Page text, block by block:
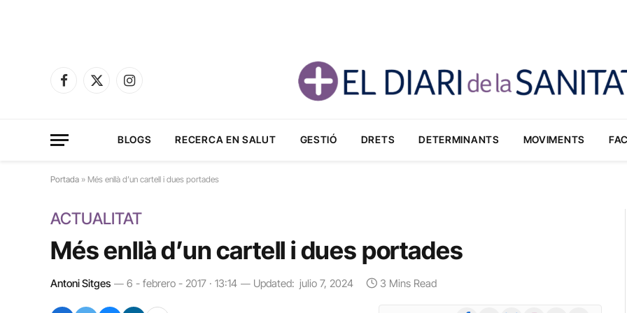
Facebook
X
Instagram
BLOGS RECERCA EN SALUT GESTIÓ DRETS DETERMINANTS MOVIMENTS
Portada » Més enllà d’un cartell i dues portades
ACTUALITAT
Més enllà d’un cartell i dues portades
Antoni Sitges 6 - febrero - 2017 · 13:14 Updated: julio 7, 2024 3 Mins Read